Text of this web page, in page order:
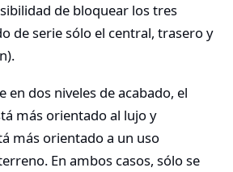
de bloquear los tres
de serie sólo el central, trasero y
en dos niveles de acabado, el
más orientado al lujo y
más orientado a un uso
En ambos casos, sólo se